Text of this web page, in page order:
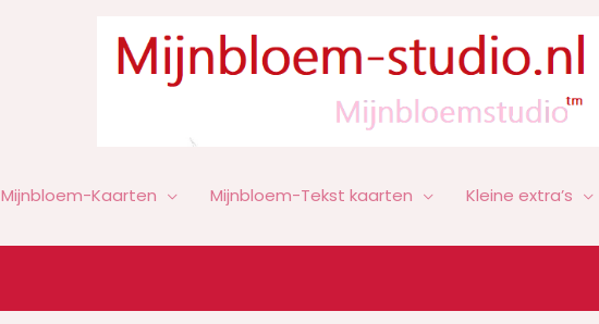
Mijnbloem-Kaarten Mijnbloem-Tekst kaarten Kleine extra’s